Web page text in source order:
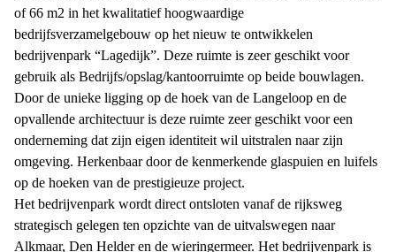
Kantoor
Huren
in
Hengelo
Bedrijfsruimte
Huren in
of 66 m2 in het kwalitatief hoogwaardige
bedrijfsverzamelgebouw op het nieuw te ontwikkelen
bedrijvenpark “Lagedijk”. Deze ruimte is zeer geschikt voor
gebruik als Bedrijfs/opslag/kantoorruimte op beide bouwlagen.
Door de unieke ligging op de hoek van de Langeloop en de
opvallende architectuur is deze ruimte zeer geschikt voor een
onderneming dat zijn eigen identiteit wil uitstralen naar zijn
omgeving. Herkenbaar door de kenmerkende glaspuien en luifels
op de hoeken van de prestigieuze project.
Het bedrijvenpark wordt direct ontsloten vanaf de rijksweg
strategisch gelegen ten opzichte van de uitvalswegen naar
Alkmaar, Den Helder en de wieringermeer. Het bedrijvenpark is